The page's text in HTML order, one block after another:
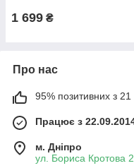
1 699 ₴
Про нас
95% позитивних з 21
Працює з
м. Дніпро
ул. Бориса Кротова